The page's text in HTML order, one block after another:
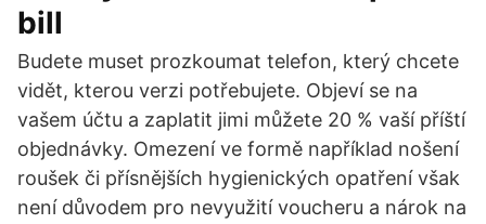
bill
Budete muset prozkoumat telefon, který chcete
vidět, kterou verzi potřebujete. Objeví se na
vašem účtu a zaplatit jimi můžete 20 % vaší příští
objednávky. Omezení ve formě například nošení
roušek či přísnějších hygienických opatření však
není důvodem pro nevyužití voucheru a nárok na